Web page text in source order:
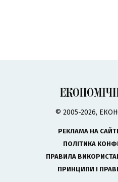
© 2005-2026,
РЕКЛАМА НА САЙТІ
ПОЛІТИКА
ПРАВИЛА
ПРИНЦИПИ І